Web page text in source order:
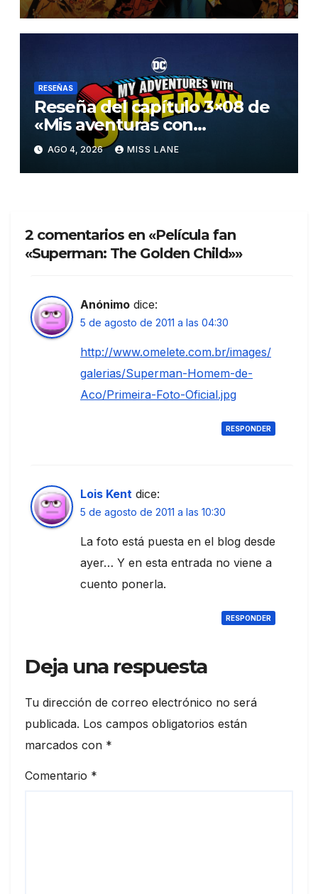
RESEÑAS
Reseña del capítulo 3×08 de
«Mis aventuras con
Superman»
AGO 4, 2026 MISS LANE
2 comentarios en «Película fan
«Superman: The Golden Child»»
Anónimo dice:
5 de agosto de 2011 a las 04:30
http://www.omelete.com.br/images/
galerias/Superman-Homem-de-
Aco/Primeira-Foto-Oficial.jpg
RESPONDER
Lois Kent dice:
5 de agosto de 2011 a las 10:30
La foto está puesta en el blog desde
ayer… Y en esta entrada no viene a
cuento ponerla.
RESPONDER
Deja una respuesta
Tu dirección de correo electrónico no será
publicada. Los campos obligatorios están
marcados con *
Comentario *